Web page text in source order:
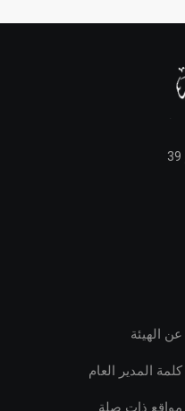
عن الهيئة
كلمة المدير العام
مواقع ذات صلة